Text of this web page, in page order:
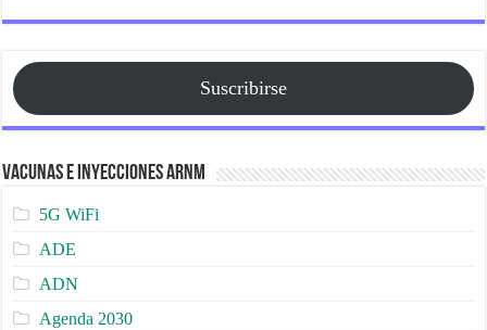
Suscribirse
Vacunas e Inyecciones ARNm
5G WiFi
ADE
ADN
Agenda 2030